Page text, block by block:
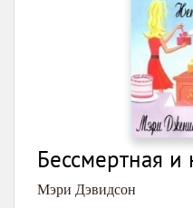
Бессмертная и
Мэри Дэвидсон